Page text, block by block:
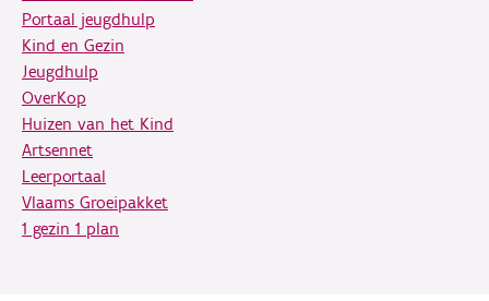
Portaal jeugdhulp
Kind en Gezin
Jeugdhulp
OverKop
Huizen van het Kind
Artsennet
Leerportaal
Vlaams Groeipakket
1 gezin 1 plan